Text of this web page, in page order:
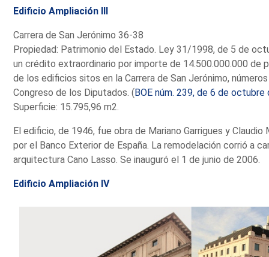
Edificio Ampliación III
Carrera de San Jerónimo 36-38
Propiedad: Patrimonio del Estado. Ley 31/1998, de 5 de
un crédito extraordinario por importe de 14.500.000.000 de
de los edificios sitos en la Carrera de San Jerónimo,
Congreso de los Diputados. (BOE núm. 239, de 6 de octubre
Superficie: 15.795,96 m2.
El edificio, de 1946, fue obra de Mariano Garrigues y
por el Banco Exterior de España. La remodelación corrió a
arquitectura Cano Lasso. Se inauguró el 1 de junio de 2006.
Edificio Ampliación IV